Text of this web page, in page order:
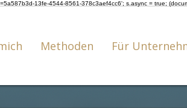
13fe-4544-8561-378c3aef4cc6'; s.async = true;
Methoden Für